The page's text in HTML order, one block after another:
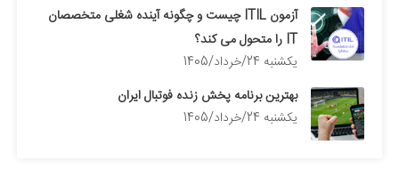
آزمون ITIL چیست و چگونه آینده شغلی متخصصان
IT را متحول می کند؟
يكشنبه 24/خرداد/1405
بهترین برنامه پخش زنده فوتبال ایران
يكشنبه 24/خرداد/1405